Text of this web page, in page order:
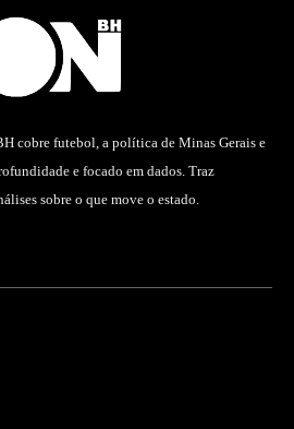
cobre futebol, a política de Minas Gerais e
e focado em dados. Traz
sobre o que move o estado.